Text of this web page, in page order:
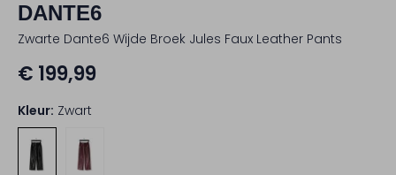
DANTE6
Zwarte Dante6 Wijde Broek Jules Faux Leather Pants
€ 199,99
Kleur: Zwart